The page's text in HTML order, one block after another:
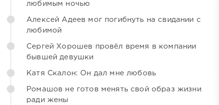
любимым ночью
Алексей Адеев мог погибнуть на свидании с
любимой
Сергей Хорошев провёл время в компании
бывшей девушки
Катя Скалон: Он дал мне любовь
Ромашов не готов менять свой образ жизни
ради жены